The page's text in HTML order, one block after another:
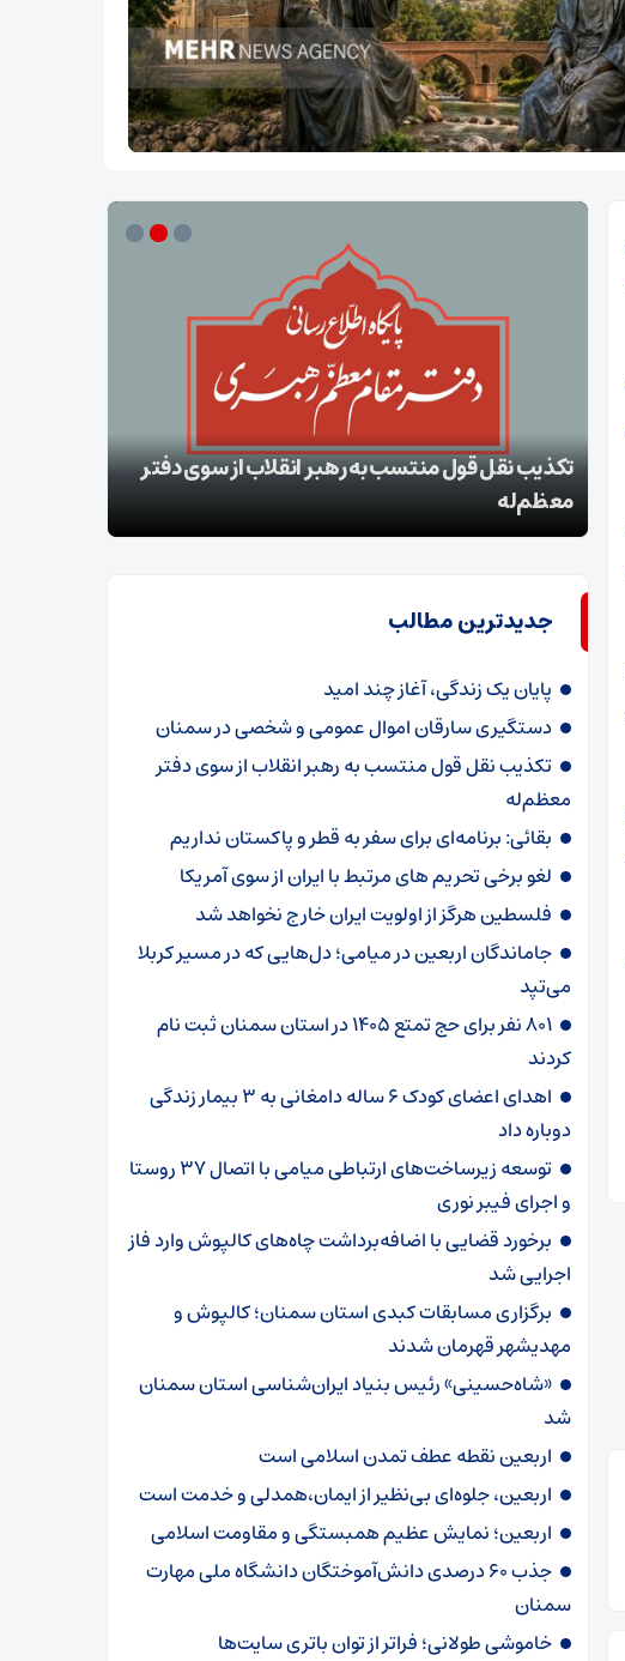
تکذیب نقل قول منتسب به رهبر انقلاب از سوی دفتر
معظم‌له
جدیدترین مطالب
پایان یک زندگی، آغاز چند امید
دستگیری سارقان اموال عمومی و شخصی در سمنان
تکذیب نقل قول منتسب به رهبر انقلاب از سوی دفتر
معظم‌له
بقائی: برنامه‌ای برای سفر به قطر و پاکستان نداریم
لغو برخی تحریم های مرتبط با ایران از سوی آمریکا
فلسطین هرگز از اولویت ایران خارج نخواهد شد
جاماندگان اربعین در میامی؛ دل‌هایی که در مسیر کربلا
می‌تپد
۸۰۱ نفر برای حج تمتع ۱۴۰۵ در استان سمنان ثبت نام
کردند
اهدای اعضای کودک ۶ ساله دامغانی به ۳ بیمار زندگی
دوباره داد
توسعه زیرساخت‌های ارتباطی میامی با اتصال ۳۷ روستا
و اجرای فیبر نوری
برخورد قضایی با اضافه‌برداشت چاه‌های کالپوش وارد فاز
اجرایی شد
برگزاری مسابقات کبدی استان سمنان؛ کالپوش و
مهدیشهر قهرمان شدند
«شاه‌حسینی» رئیس بنیاد ایران‌شناسی استان سمنان
شد
اربعین نقطه عطف تمدن اسلامی است
اربعین، جلوه‌ای بی‌نظیر از ایمان،همدلی و خدمت است
اربعین؛ نمایش عظیم همبستگی و مقاومت اسلامی
جذب ۶۰ درصدی دانش‌آموختگان دانشگاه ملی مهارت
سمنان
خاموشی طولانی؛ فراتر از توان باتری سایت‌ها